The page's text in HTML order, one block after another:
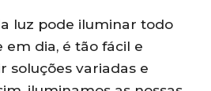
luz pode iluminar todo
em dia, é tão fácil e
soluções variadas e